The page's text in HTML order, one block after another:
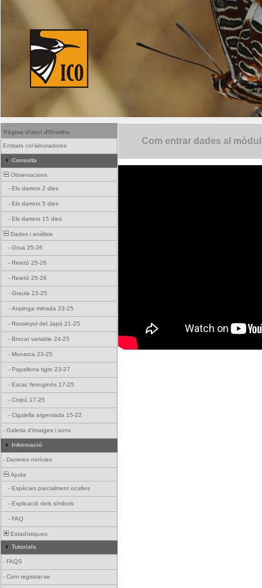
Pàgina d'inici d'Ornitho
Entitats col·laboradores
Consulta
Observacions
- Els darrers 2 dies
- Els darrers 5 dies
- Els darrers 15 dies
Dades i anàlisis
- Grua 25-26
- Reietó 25-26
- Reietó 25-26
- Graula 23-25
- Aratinga mitrada 23-25
- Rossinyol del Japó 21-25
- Brocat variable 24-25
- Monarca 23-25
- Papallona tigre 23-27
- Escac ferruginós 17-25
- Coipú 17-25
- Cigalella argentada 15-22
- Galeria d'imatges i sons
Informació
- Darreres notícies
Ajuda
- Espècies parcialment ocultes
- Explicació dels símbols
- FAQ
Estadístiques
Tutorials
- FAQS
- Com registrar-se
Com entrar dades al